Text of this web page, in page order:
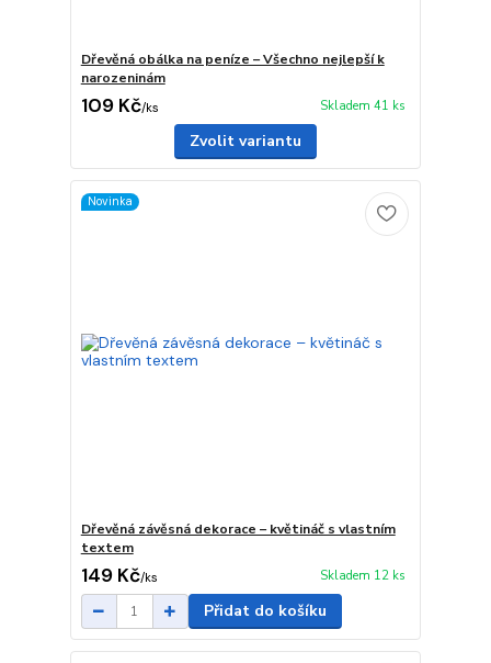
Dřevěná obálka na peníze – Všechno nejlepší k
narozeninám
109 Kč/ks Skladem 41 ks
Zvolit variantu
Novinka
Dřevěná závěsná dekorace – květináč s vlastním
textem
149 Kč/ks Skladem 12 ks
Přidat do košíku